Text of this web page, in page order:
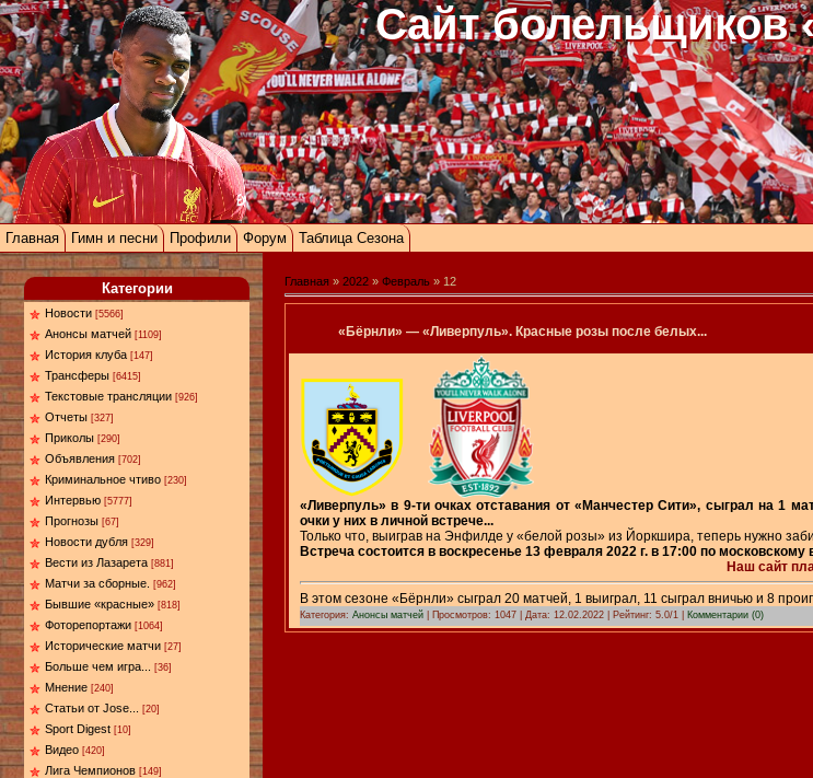
Сайт болельщиков
Главная Гимн и песни Профили Форум Таблица Сезона
Категории
Новости [5566]
Анонсы матчей [1109]
История клуба [147]
Трансферы [6415]
Текстовые трансляции [926]
Отчеты [327]
Приколы [290]
Объявления [702]
Криминальное чтиво [230]
Интервью [5777]
Прогнозы [67]
Новости дубля [329]
Вести из Лазарета [881]
Матчи за сборные. [962]
Бывшие «красные» [818]
Фоторепортажи [1064]
Исторические матчи [27]
Больше чем игра... [36]
Мнение [240]
Статьи от Jose... [20]
Sport Digest [10]
Видео [420]
Лига Чемпионов [149]
Главная » 2022 » Февраль » 12
«Бёрнли» — «Ливерпуль». Красные розы после белых...
«Ливерпуль» в 9-ти очках отставания от «Манчестер Сити», сыграл на 1
очки у них в личной встрече...
Только что, выиграв на Энфилде у «белой розы» из Йоркшира, теперь нужно
Встреча состоится в воскресенье 13 февраля 2022 г. в 17:00 по московскому
Наш сайт
В этом сезоне «Бёрнли» сыграл 20 матчей, 1 выиграл, 11 сыграл вничью и 8
Категория: Анонсы матчей | Просмотров: 1047 | Дата: 12.02.2022 | Рейтинг: 5.0/1 | Комментарии (0)